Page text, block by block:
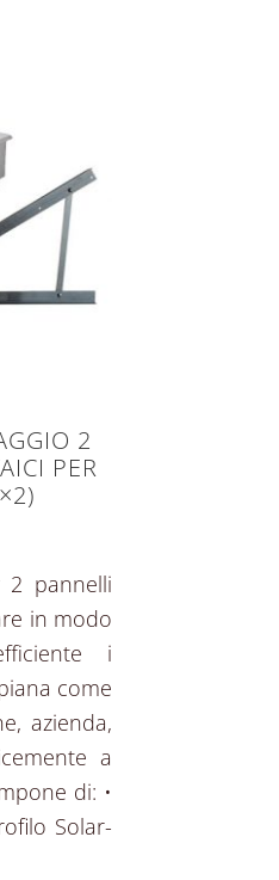
2
PER
2 pannelli
in modo
i
come
azienda,
a
di: •
Solar-